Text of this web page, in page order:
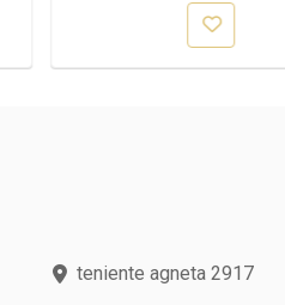
teniente agneta 2917